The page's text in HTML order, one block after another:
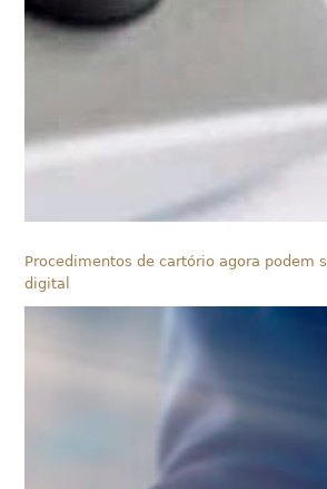
Procedimentos de cartório agora podem
digital